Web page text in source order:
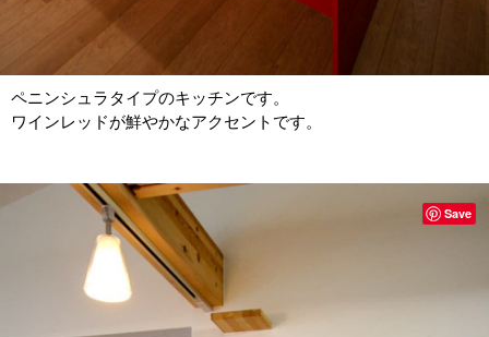
ペニンシュラタイプのキッチンです。
ワインレッドが鮮やかなアクセントです。
Save